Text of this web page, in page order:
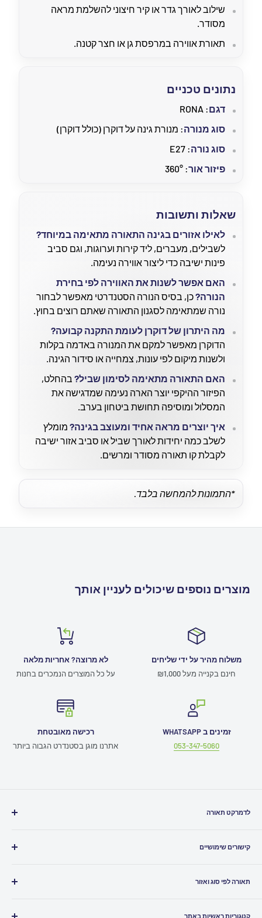
שילוב לאורך גדר או קיר חיצוני להשלמת מראה
מסודר.
תאורת אווירה במרפסת גן או חצר קטנה.
נתונים טכניים
דגם: RONA
סוג מנורה: מנורת גינה על דוקרן (כולל דוקרן)
סוג נורה: E27
פיזור אור: 360°
שאלות ותשובות
לאילו אזורים בגינה התאורה מתאימה במיוחד?
לשבילים, מעברים, ליד קירות וערוגות, וגם סביב
פינות ישיבה כדי ליצור אווירה נעימה.
האם אפשר לשנות את האווירה לפי בחירת
הנורה?כן, בסיס הנורה הסטנדרטי מאפשר לבחור
נורה שמתאימה לסגנון התאורה שאתם רוצים בחוץ.
מה היתרון של דוקרן לעומת התקנה קבועה?
הדוקרן מאפשר למקם את המנורה באדמה בקלות
ולשנות מיקום לפי עונות, צמחייה או סידור הגינה.
האם התאורה מתאימה לסימון שביל? בהחלט,
הפיזור ההיקפי יוצר הארה נעימה שמדגישה את
המסלול ומוסיפה תחושת ביטחון בערב.
איך יוצרים מראה אחיד ומעוצב בגינה? מומלץ
לשלב כמה יחידות לאורך שביל או סביב אזור ישיבה
לקבלת קו תאורה מסודר ומרשים.
*התמונות להמחשה בלבד.
מוצרים נוספים שיכולים לעניין אותך
משלוח מהיר על ידי שליחים
חינם בקנייה מעל ₪1,000
לא מרוצה? אחריות מלאה
על כל המוצרים הנמכרים בחנות
זמינים ב WHATSAPP
053-347-5060
רכישה מאובטחת
אתרנו מוגן בסטנדרט הגבוה ביותר
לדמרקט תאורה
קישורים שימושיים
תקנון האתר
תאורה לפי סוג ואזור
קטגוריות ראשיות באתר